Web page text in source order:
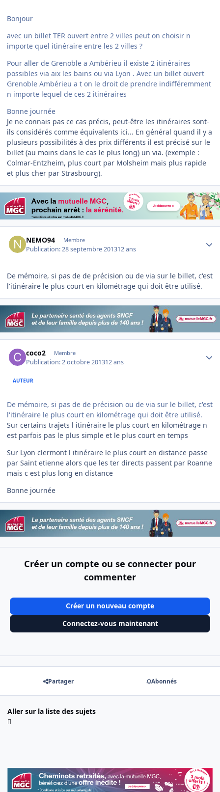
Bonjour
avec un billet TER ouvert entre 2 villes peut on choisir n
importe quel itinéraire entre les 2 villes ?
Pour aller de Grenoble a Ambérieu il existe 2 itinéraires
possibles via aix les bains ou via Lyon . Avec un billet ouvert
Grenoble Ambérieu a t on le droit de prendre indifféremment
n importe lequel de ces 2 itinéraires
Bonne journée
Je ne connais pas ce cas précis, peut-être les itinéraires sont-
ils considérés comme équivalents ici... En général quand il y a
plusieurs possibilités à des prix différents il est précisé sur le
billet (au moins dans le cas le plus long) un via. (exemple :
Colmar-Entzheim, plus court par Molsheim mais plus rapide
et plus cher par Strasbourg).
NEMO94 Membre
Publication:28 septembre 201312 ans
De mémoire, si pas de de précision ou de via sur le billet, c'est
l'itinéraire le plus court en kilométrage qui doit être utilisé.
coco2 Membre
Publication:2 octobre 201312 ans
AUTEUR
De mémoire, si pas de de précision ou de via sur le billet, c'est
l'itinéraire le plus court en kilométrage qui doit être utilisé.
Sur certains trajets l itinéraire le plus court en kilométrage n
est parfois pas le plus simple et le plus court en temps
Sur Lyon clermont l itinéraire le plus court en distance passe
par Saint etienne alors que les ter directs passent par Roanne
mais c est plus long en distance
Bonne journée
Créer un compte ou se connecter pour
commenter
Créer un nouveau compte
Connectez-vous maintenant
Partager Abonnés
Aller sur la liste des sujets